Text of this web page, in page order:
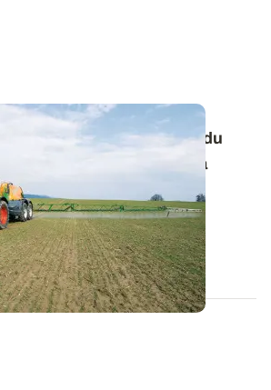
céréales : tenir compte du
dans le choix de la
d'une culture en cours de
d’être vigilant...